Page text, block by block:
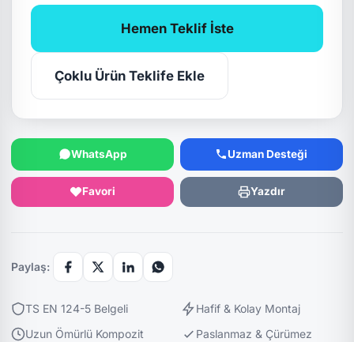
Hemen Teklif İste
Çoklu Ürün Teklife Ekle
WhatsApp Uzman Desteği
Favori Yazdır
Paylaş:
TS EN 124-5 Belgeli
Hafif & Kolay Montaj
Uzun Ömürlü Kompozit
Paslanmaz & Çürümez